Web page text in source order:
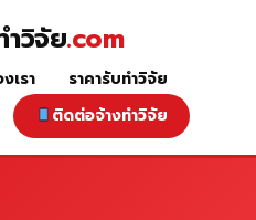
ำวิจัย.com
เรา
ราคารับทำวิจัย
ติดต่อจ้างทำวิจัย